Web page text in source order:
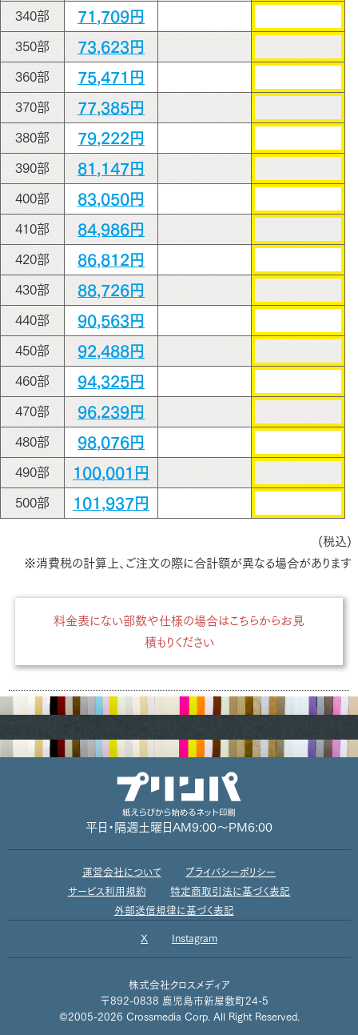
340部 71,709円
350部 73,623円
360部 75,471円
370部 77,385円
380部 79,222円
390部 81,147円
400部 83,050円
410部 84,986円
420部 86,812円
430部 88,726円
440部 90,563円
450部 92,488円
460部 94,325円
470部 96,239円
480部 98,076円
490部 100,001円
500部 101,937円
(税込)
※消費税の計算上、ご注文の際に合計額が異なる場合があります
料金表にない部数や仕様の場合はこちらからお見
積もりください
平日・隔週土曜日 AM9:00～PM6:00
運営会社について
プライバシーポリシー
サービス利用規約
特定商取引法に基づく表記
外部送信規律に基づく表記
X Instagram
株式会社クロスメディア
〒892-0838 鹿児島市新屋敷町24-5
©2005-2026 Crossmedia Corp. All Right Reserved.